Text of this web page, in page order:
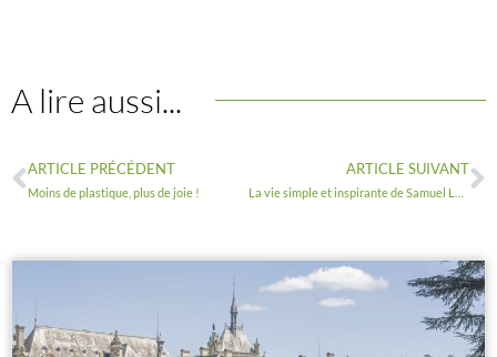
A lire aussi...
ARTICLE PRÉCÉDENT
Moins de plastique, plus de joie !
ARTICLE SUIVANT